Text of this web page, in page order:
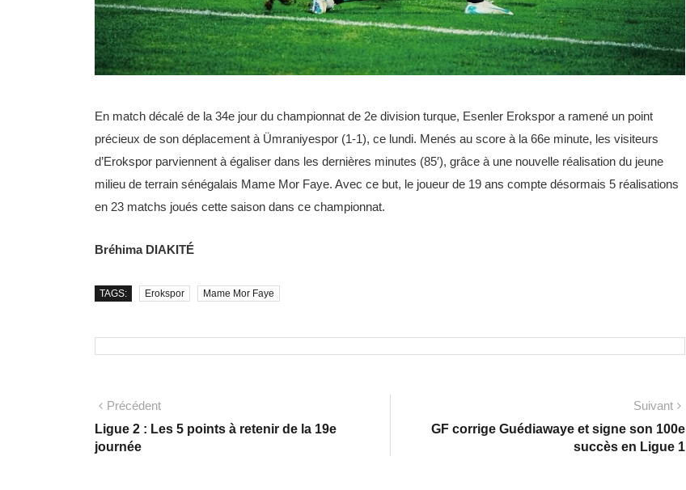
En match décalé de la 34e jour du championnat de 2e division turque, Esenler Erokspor a ramené un point
précieux de son déplacement à Ümraniyespor (1-1), ce lundi. Menés au score à la 66e minute, les visiteurs
d’Erokspor parviennent à égaliser dans les dernières minutes (85′), grâce à une nouvelle réalisation du jeune
milieu de terrain sénégalais Mame Mor Faye. Avec ce but, le joueur de 19 ans compte désormais 5 réalisations
en 23 matchs joués cette saison dans ce championnat.
Bréhima DIAKITÉ
TAGS: Erokspor Mame Mor Faye
Précédent
Ligue 2 : Les 5 points à retenir de la 19e
journée
Suivant
GF corrige Guédiawaye et signe son 100e
succès en Ligue 1